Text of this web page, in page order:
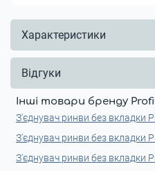
Характеристики
Відгуки
Інші товари бренду
З'єднувач ринви без вкладки
З'єднувач ринви без вкладки
З'єднувач ринви без вкладки